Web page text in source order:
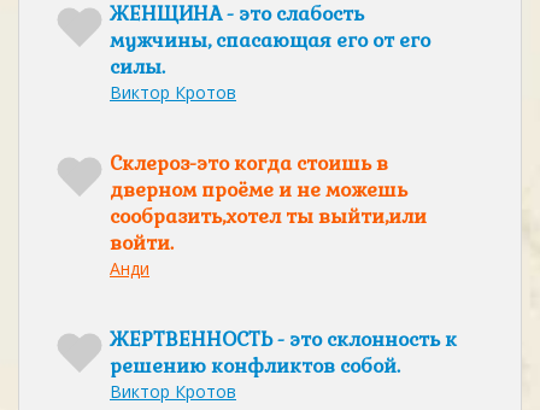
ЖЕНЩИНА - это слабость
мужчины, спасающая его от его
силы.
Виктор Кротов
Склероз-это когда стоишь в
дверном проёме и не можешь
сообразить,хотел ты выйти,или
войти.
Анди
ЖЕРТВЕННОСТЬ - это склонность к
решению конфликтов собой.
Виктор Кротов